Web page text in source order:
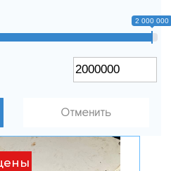
2 000 000
Отменить